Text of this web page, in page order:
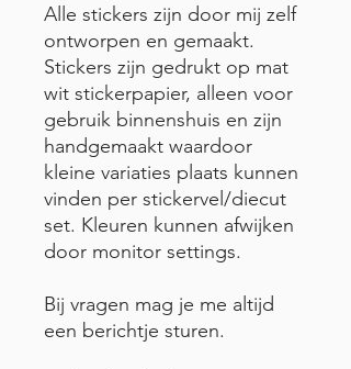
Alle stickers zijn door mij zelf
ontworpen en gemaakt.
Stickers zijn gedrukt op mat
wit stickerpapier, alleen voor
gebruik binnenshuis en zijn
handgemaakt waardoor
kleine variaties plaats kunnen
vinden per stickervel/diecut
set. Kleuren kunnen afwijken
door monitor settings.
Bij vragen mag je me altijd
een berichtje sturen.